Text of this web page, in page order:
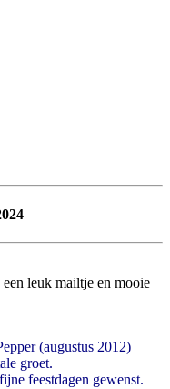
leuk mailtje en mooie
(augustus 2012)
groet.
feestdagen gewenst.